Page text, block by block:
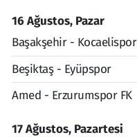
16 Ağustos, Pazar
Başakşehir - Kocaelispor
Beşiktaş - Eyüpspor
Amed - Erzurumspor FK
17 Ağustos, Pazartesi